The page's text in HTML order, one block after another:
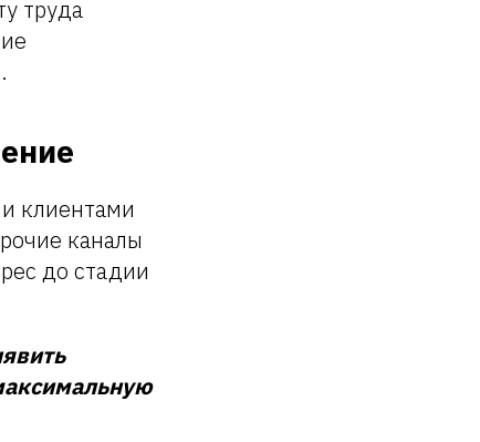
труда
клиентами
каналы
до стадии